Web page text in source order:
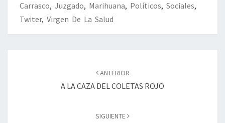
Carrasco, Juzgado, Marihuana, Políticos, Sociales,
Twiter, Virgen De La Salud
ANTERIOR
A LA CAZA DEL COLETAS ROJO
SIGUIENTE